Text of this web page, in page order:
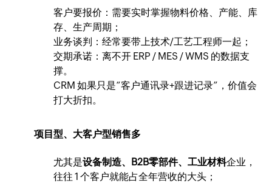
客户要报价：需要实时掌握物料价格、产能、库
存、生产周期；
业务谈判：经常要带上技术/工艺工程师一起；
交期承诺：离不开 ERP / MES / WMS 的数据支
撑。
CRM 如果只是“客户通讯录+跟进记录”，价值会
打大折扣。
项目型、大客户型销售多
尤其是设备制造、B2B零部件、工业材料企业，
往往 1 个客户就能占全年营收的大头；